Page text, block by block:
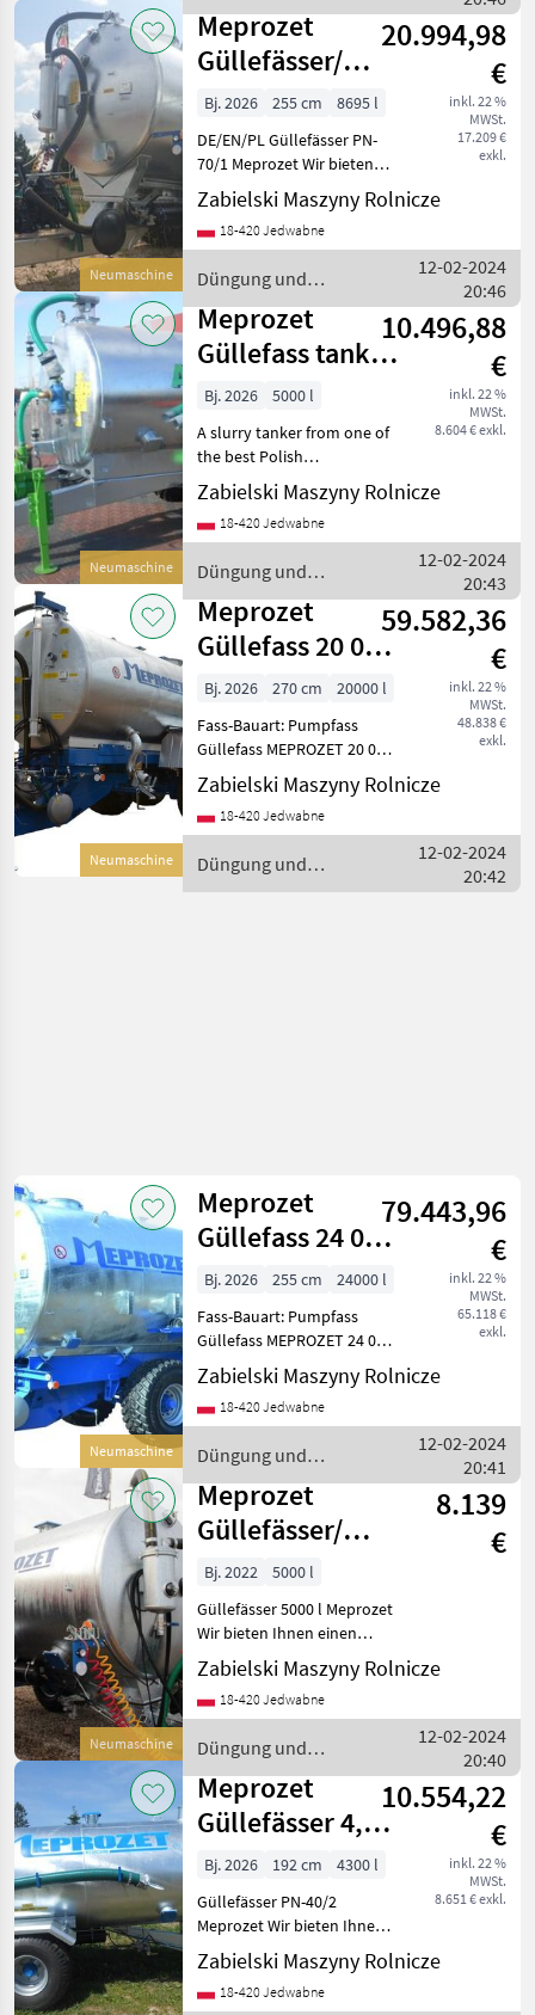
Beregnung / Meprozet
Neumaschine
Meprozet
Güllefässer/
Slurry tank/
Beczkowóz 8000
l
20.994,98
€
inkl. 22 %
MWSt.
17.209 €
exkl.
Bj. 2026 255 cm
8695 l
DE/EN/PL Güllefässer PN-
70/1 Meprozet Wir bieten
Ihnen einen Güllefässer
von der Firma Meprozet an.
Technische Spezifikation: -
Zabielski Maszyny Rolnicze
18-420 Jedwabne
Düngung und
Beregnung / Meprozet
12-02-2024
20:46
Neumaschine
Meprozet
Güllefass tanker
/ Beczkowóz,
wóz
asenizacyjny
10.496,88
€
inkl. 22 %
MWSt.
8.604 € exkl.
Bj. 2026
5000 l
A slurry tanker from one of
the best Polish
manufacturers: AGRO-MAX
Specification: - Capacity 5,
000 liters - MEC 5000 pump -
Zabielski Maszyny Rolnicze
18-420 Jedwabne
Düngung und
Beregnung / Meprozet
12-02-2024
20:43
Neumaschine
Meprozet
Güllefass 20 000
l / Wóz
asenizacyjny 20
000 l /
59.582,36
€
inkl. 22 %
MWSt.
48.838 €
exkl.
Bj. 2026 270 cm
20000 l
Fass-Bauart: Pumpfass
Güllefass MEPROZET 20 000
l Technische Daten: - Länge:
8 785 mm - Breite: 2 700
mm - Höhe: 3 950 mm -
Masse m
Zabielski Maszyny Rolnicze
18-420 Jedwabne
Düngung und
Beregnung / Meprozet
12-02-2024
20:42
Neumaschine
Meprozet
Güllefass 24 000
l / Wóz
asenizacyjny 24
000 l /
79.443,96
€
inkl. 22 %
MWSt.
65.118 €
exkl.
Bj. 2026 255 cm
24000 l
Fass-Bauart: Pumpfass
Güllefass MEPROZET 24 000
l Technische Daten: - Länge:
8 680 mm - Breite: 2 550
mm - Höhe: 3 900 mm -
Masse m
Zabielski Maszyny Rolnicze
18-420 Jedwabne
Düngung und
Beregnung / Meprozet
12-02-2024
20:41
Neumaschine
Meprozet
Güllefässer/
Slurry tanker/
Wóz
asenizacyjny 500
8.139
€
Bj. 2022
5000 l
Güllefässer 5000 l Meprozet
Wir bieten Ihnen einen
Güllefässer von der Firma
Meprozet an. Technische
Spezifikation: - Länge: 5 080
Höhe: 2
Zabielski Maszyny Rolnicze
18-420 Jedwabne
Düngung und
Beregnung / Meprozet
12-02-2024
20:40
Meprozet
Güllefässer 4,3 l
/ Slurry tank/
Beczkowóz T-
527
10.554,22
€
inkl. 22 %
MWSt.
8.651 € exkl.
Bj. 2026 192 cm
4300 l
Güllefässer PN-40/2
Meprozet Wir bieten Ihnen
einen Güllefässer von der
Firma Meprozet an.
Technische Spezifikation: -
Zabielski Maszyny Rolnicze
18-420 Jedwabne